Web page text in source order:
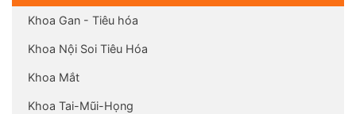
Khoa Gan - Tiêu hóa
Khoa Nội Soi Tiêu Hóa
Khoa Mắt
Khoa Tai-Mũi-Họng